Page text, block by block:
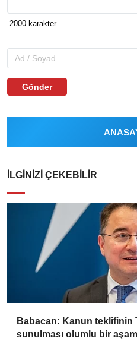
Gönder
İLGINIZI ÇEKEBILIR
Babacan: Kanun teklifinin
sunulması olumlu bir